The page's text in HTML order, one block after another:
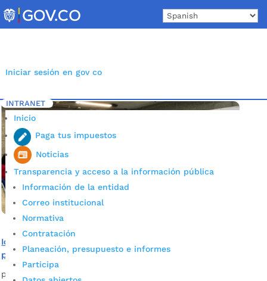
to
content
Iniciar sesión en gov co
INTRANET
Inicio
Paga tus impuestos
Noticias
Transparencia y acceso a la información pública
Información de la entidad
Correo institucional
Normativa
Contratación
Planeación, presupuesto e informes
Participa
Inicio 5 Etiqueta: Pruebas saber 11 Calendario A
Icfes anunció que están listas las citaciones para las
pruebas Saber 11 Calendario A
por